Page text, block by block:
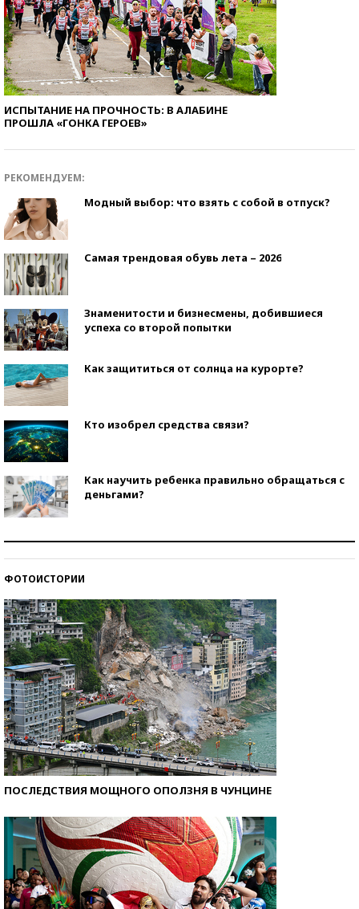
ИСПЫТАНИЕ НА ПРОЧНОСТЬ: В АЛАБИНЕ
ПРОШЛА «ГОНКА ГЕРОЕВ»
РЕКОМЕНДУЕМ:
Модный выбор: что взять с собой в отпуск?
Самая трендовая обувь лета – 2026
Знаменитости и бизнесмены, добившиеся
успеха со второй попытки
Как защититься от солнца на курорте?
Кто изобрел средства связи?
Как научить ребенка правильно обращаться с
деньгами?
ФОТОИСТОРИИ
ПОСЛЕДСТВИЯ МОЩНОГО ОПОЛЗНЯ В ЧУНЦИНЕ